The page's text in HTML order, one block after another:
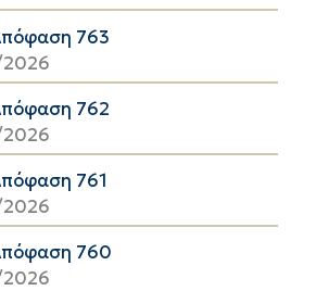
763
762
761
760